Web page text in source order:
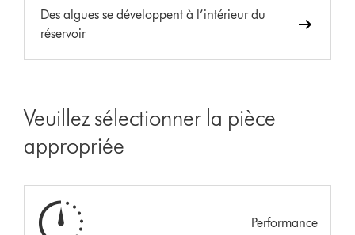
Des algues se développent à l’intérieur du
réservoir
Veuillez sélectionner la pièce
appropriée
Performance